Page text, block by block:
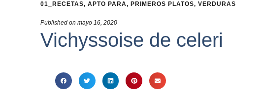
01_RECETAS, APTO PARA, PRIMEROS PLATOS, VERDURAS
Published on mayo 16, 2020
Vichyssoise de celeri